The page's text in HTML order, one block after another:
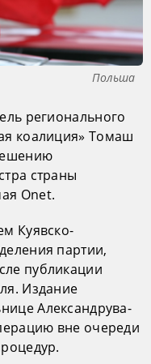
Польша
регионального
коалиция» Томаш
страны
Onet.
Куявско-
партии,
публикации
Издание
Александрува-
вне очереди